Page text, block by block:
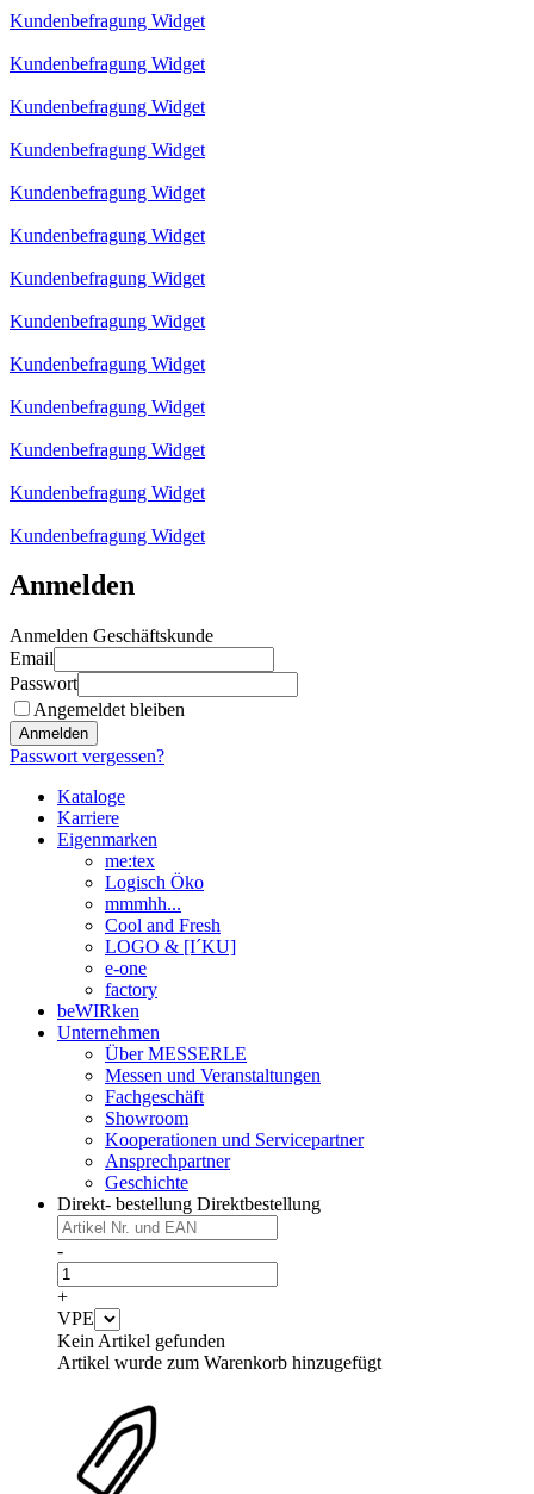
Kundenbefragung Widget
Kundenbefragung Widget
Kundenbefragung Widget
Kundenbefragung Widget
Kundenbefragung Widget
Kundenbefragung Widget
Kundenbefragung Widget
Kundenbefragung Widget
Kundenbefragung Widget
Kundenbefragung Widget
Kundenbefragung Widget
Kundenbefragung Widget
Kundenbefragung Widget
Anmelden
Anmelden Geschäftskunde
Email
Passwort
Angemeldet bleiben
Anmelden
Passwort vergessen?
Kataloge
Karriere
Eigenmarken
me:tex
Logisch Öko
mmmhh...
Cool and Fresh
LOGO & [I´KU]
e-one
factory
beWIRken
Unternehmen
Über MESSERLE
Messen und Veranstaltungen
Fachgeschäft
Showroom
Kooperationen und Servicepartner
Ansprechpartner
Geschichte
Direkt- bestellung Direktbestellung
-
+
VPE
Kein Artikel gefunden
Artikel wurde zum Warenkorb hinzugefügt